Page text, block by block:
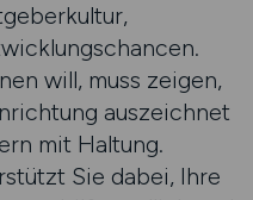
will, muss zeigen,
auszeichnet
mit Haltung.
Sie dabei, Ihre